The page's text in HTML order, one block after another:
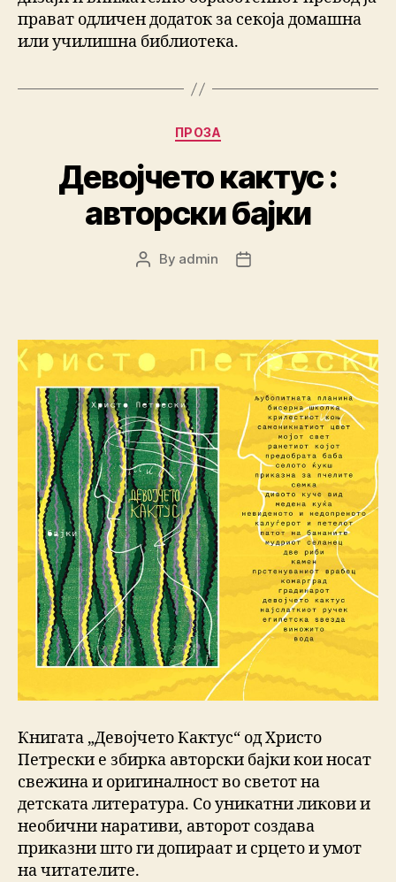
прават одличен додаток за секоја домашна
или училишна библиотека.
Categories
ПРОЗА
Девојчето кактус :
aвторски бајки
Post
By admin
Post
Книгата „Девојчето Кактус“ од Христо
Петрески е збирка авторски бајки кои носат
свежина и оригиналност во светот на
детската литература. Со уникатни ликови и
необични наративи, авторот создава
приказни што ги допираат и срцето и умот
на читателите.